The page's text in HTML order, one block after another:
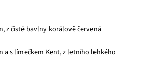
z čisté bavlny korálově červená
a s límečkem Kent, z letního lehkého